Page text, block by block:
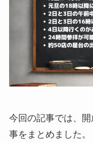
今回の記事では、
事をまとめました。